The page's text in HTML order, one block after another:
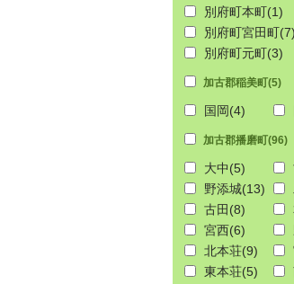
別府町本町(1)
別府町宮田町(7)
別府町元町(3)
加古郡稲美町(5)
国岡(4)
加古郡播磨町(96)
大中(5)
野添城(13)
古田 (8)
宮西(6)
北本荘(9)
東本荘(5)